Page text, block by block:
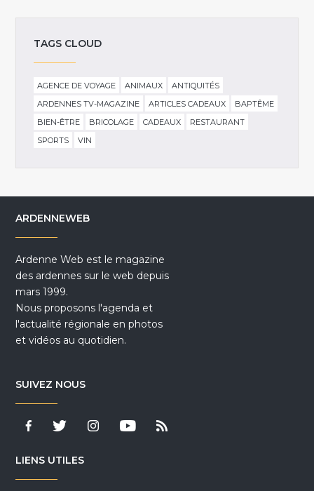
TAGS CLOUD
AGENCE DE VOYAGE ANIMAUX
ANTIQUITÉS
ARDENNES TV-MAGAZINE
ARTICLES CADEAUX
BAPTÊME
BIEN-ÊTRE
BRICOLAGE CADEAUX
RESTAURANT
SPORTS
VIN
ARDENNEWEB
Ardenne Web est le magazine
des ardennes sur le web depuis
mars 1999.
Nous proposons l'agenda et
l'actualité régionale en photos
et vidéos au quotidien.
SUIVEZ NOUS
LIENS UTILES